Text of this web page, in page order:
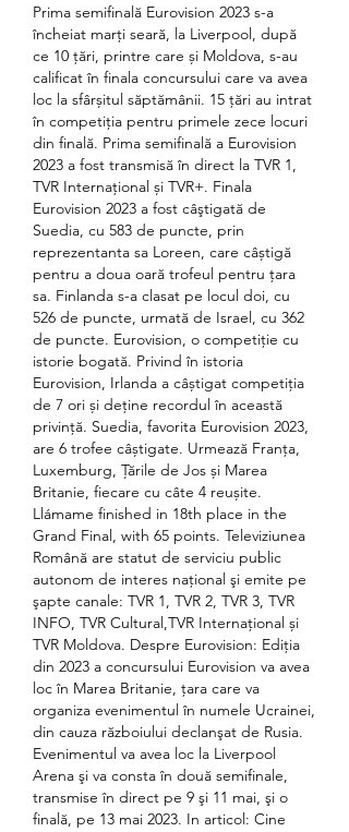
Prima semifinală Eurovision 2023 s-a
încheiat marți seară, la Liverpool, după
ce 10 țări, printre care și Moldova, s-au
calificat în finala concursului care va avea
loc la sfârșitul săptămânii. 15 țări au intrat
în competiția pentru primele zece locuri
din finală. Prima semifinală a Eurovision
2023 a fost transmisă în direct la TVR 1,
TVR Internaţional și TVR+. Finala
Eurovision 2023 a fost câştigată de
Suedia, cu 583 de puncte, prin
reprezentanta sa Loreen, care câștigă
pentru a doua oară trofeul pentru țara
sa. Finlanda s-a clasat pe locul doi, cu
526 de puncte, urmată de Israel, cu 362
de puncte. Eurovision, o competiție cu
istorie bogată. Privind în istoria
Eurovision, Irlanda a câștigat competiția
de 7 ori și deține recordul în această
privință. Suedia, favorita Eurovision 2023,
are 6 trofee câștigate. Urmează Franța,
Luxemburg, Țările de Jos și Marea
Britanie, fiecare cu câte 4 reușite.
Llámame finished in 18th place in the
Grand Final, with 65 points. Televiziunea
Română are statut de serviciu public
autonom de interes naţional şi emite pe
şapte canale: TVR 1, TVR 2, TVR 3, TVR
INFO, TVR Cultural,TVR Internaţional și
TVR Moldova. Despre Eurovision: Ediţia
din 2023 a concursului Eurovision va avea
loc în Marea Britanie, ţara care va
organiza evenimentul în numele Ucrainei,
din cauza războiului declanşat de Rusia.
Evenimentul va avea loc la Liverpool
Arena şi va consta în două semifinale,
transmise în direct pe 9 şi 11 mai, şi o
finală, pe 13 mai 2023. In articol: Cine